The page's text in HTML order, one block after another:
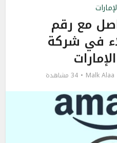
مع رقم
في شركة
Malk Alaa 34 مشاهدة